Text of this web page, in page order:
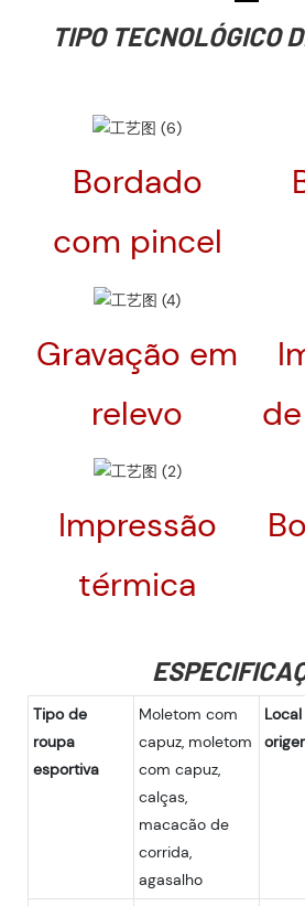
TIPO TECNOLÓGICO
Bordado
com pincel
Gravação em
relevo
Impressão
térmica
Tipo de
roupa
esportiva
Moletom com
capuz, moletom
com capuz,
calças,
macacão de
corrida,
agasalho